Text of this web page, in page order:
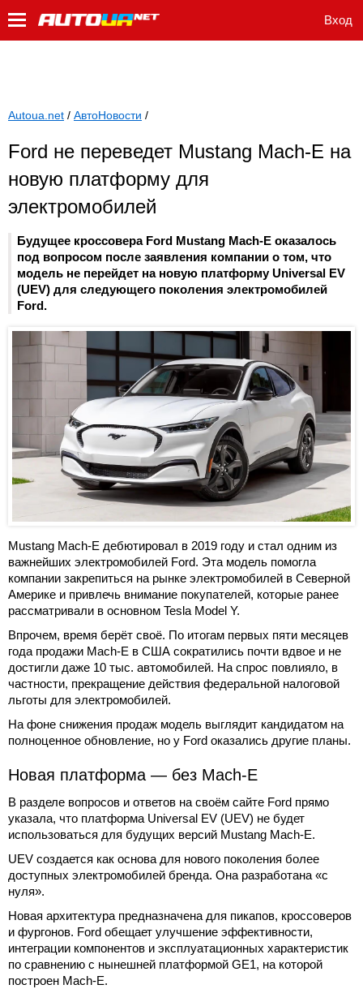
Вход
Autoua.net / АвтоНовости /
Ford не переведет Mustang Mach-E на
новую платформу для
электромобилей
Будущее кроссовера Ford Mustang Mach-E оказалось
под вопросом после заявления компании о том, что
модель не перейдет на новую платформу Universal EV
(UEV) для следующего поколения электромобилей
Ford.
Mustang Mach-E дебютировал в 2019 году и стал одним из
важнейших электромобилей Ford. Эта модель помогла
компании закрепиться на рынке электромобилей в Северной
Америке и привлечь внимание покупателей, которые ранее
рассматривали в основном Tesla Model Y.
Впрочем, время берёт своё. По итогам первых пяти месяцев
года продажи Mach-E в США сократились почти вдвое и не
достигли даже 10 тыс. автомобилей. На спрос повлияло, в
частности, прекращение действия федеральной налоговой
льготы для электромобилей.
На фоне снижения продаж модель выглядит кандидатом на
полноценное обновление, но у Ford оказались другие планы.
Новая платформа — без Mach-E
В разделе вопросов и ответов на своём сайте Ford прямо
указала, что платформа Universal EV (UEV) не будет
использоваться для будущих версий Mustang Mach-E.
UEV создается как основа для нового поколения более
доступных электромобилей бренда. Она разработана «с
нуля».
Новая архитектура предназначена для пикапов, кроссоверов
и фургонов. Ford обещает улучшение эффективности,
интеграции компонентов и эксплуатационных характеристик
по сравнению с нынешней платформой GE1, на которой
построен Mach-E.